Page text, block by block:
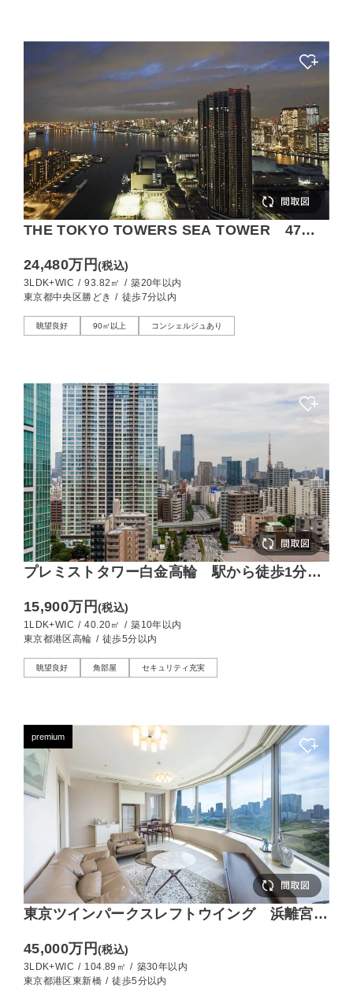
THE TOKYO TOWERS SEA TOWER 47階
24,480万円(税込)
3LDK+WIC / 93.82㎡ / 築20年以内
東京都中央区勝どき / 徒歩7分以内
眺望良好 90㎡以上 コンシェルジュあり
プレミストタワー白金高輪 駅から徒歩1分！
部分の角部屋
15,900万円(税込)
1LDK+WIC / 40.20㎡ / 築10年以内
東京都港区高輪 / 徒歩5分以内
眺望良好 角部屋 セキュリティ充実
premium
東京ツインパークスレフトウイング 浜離宮の
45,000万円(税込)
3LDK+WIC / 104.89㎡ / 築30年以内
東京都港区東新橋 / 徒歩5分以内